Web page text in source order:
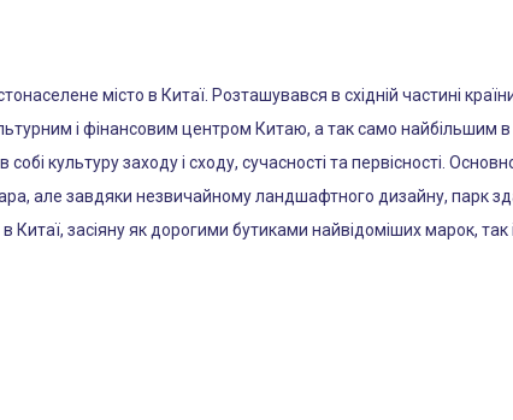
місто в Китаї. Розташувався в східній частині
і фінансовим центром Китаю, а так само найбільшим в
собі культуру заходу і сходу, сучасності та первісності.
але завдяки незвичайному ландшафтного дизайну, парк
засіяну як дорогими бутиками найвідоміших марок,